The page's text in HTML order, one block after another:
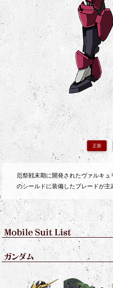
正面
厄祭戦末期に開発されたヴァルキ
のシールドに装備したブレードが主